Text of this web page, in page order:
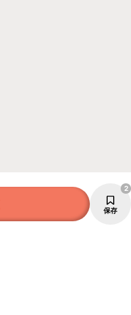
保存
2